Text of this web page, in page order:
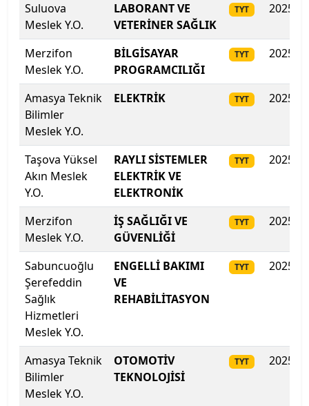
İzmir Kavram Meslek Y.O.
İzmir Tınaztepe Üniversitesi
İzmir Yüksek Teknoloji Enstitüsü
Kadir Has Üniversitesi
Kafkas Üniversitesi
Kahramanmaraş İstiklal Üniversitesi
Kahramanmaraş Sütçü İmam Üniversitesi
Kapadokya Üniversitesi
Kapadokya Üniversitesi
Karabük Üniversitesi
Karadeniz Teknik Üniversitesi
Suluova
Meslek Y.O.
LABORANT VE
VETERİNER SAĞLIK
TYT 2025
Merzifon
Meslek Y.O.
BİLGİSAYAR
PROGRAMCILIĞI
TYT 2025
Amasya Teknik
Bilimler
Meslek Y.O.
ELEKTRİK TYT 2025
Taşova Yüksel
Akın Meslek
Y.O.
RAYLI SİSTEMLER
ELEKTRİK VE
ELEKTRONİK
TYT 2025
Merzifon
Meslek Y.O.
İŞ SAĞLIĞI VE
GÜVENLİĞİ
TYT 2025
Sabuncuoğlu
Şerefeddin
Sağlık
Hizmetleri
Meslek Y.O.
ENGELLİ BAKIMI
VE
REHABİLİTASYON
TYT 2025
Amasya Teknik
Bilimler
Meslek Y.O.
OTOMOTİV
TEKNOLOJİSİ
TYT 2025